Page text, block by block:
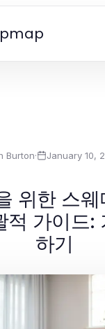
Burton· January 10,
위한 스웨
적 가이드:
하기